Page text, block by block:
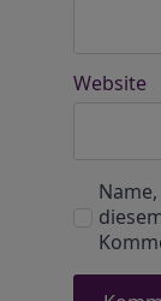
Website